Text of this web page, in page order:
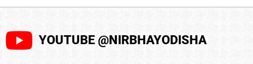
YOUTUBE @NIRBHAYODISHA